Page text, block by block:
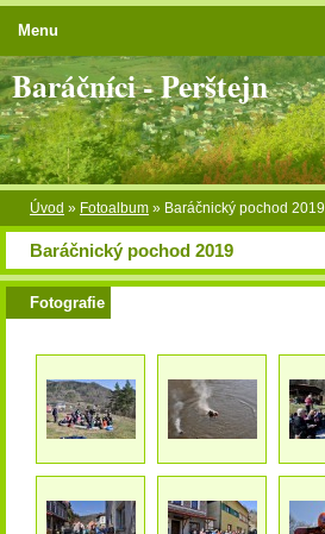
Baráčníci - Perštejn
Úvod » Fotoalbum » Baráčnický pochod 2019
Baráčnický pochod 2019
Fotografie
Menu